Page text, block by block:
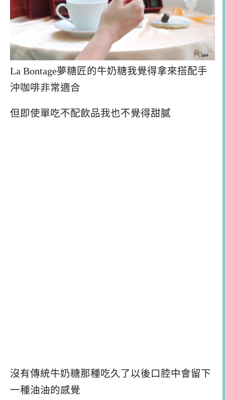
La Bontage夢糖匠的牛奶糖我覺得拿來搭配手
沖咖啡非常適合
但即使單吃不配飲品我也不覺得甜膩
沒有傳統牛奶糖那種吃久了以後口腔中會留下
一種油油的感覺